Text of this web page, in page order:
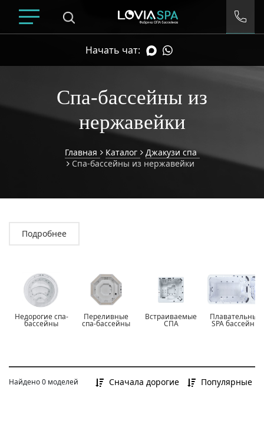
Начать чат:
Спа-бассейны из
нержавейки
Главная Каталог
Джакузи спа
Спа-бассейны из нержавейки
Умный подбор спа
Все
до 400 000 Р
от 400 000 Р до 700 000 Р
от 700 000 Р и более
Подробнее
Недорогие спа-
бассейны
Переливные
спа-бассейны
Встраиваемые
СПА
Плавательные
SPA бассейны
Найдено 0 моделей Сначала дорогие Популярные